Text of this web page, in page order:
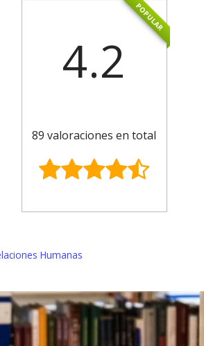
POPULAR
4.2
89 valoraciones en total
Humanas